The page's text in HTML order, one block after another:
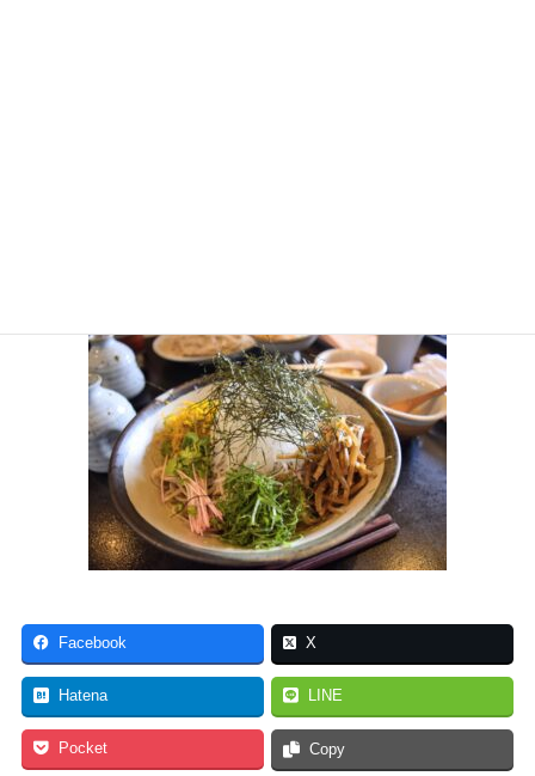
Facebook X
Hatena LINE
Pocket Copy